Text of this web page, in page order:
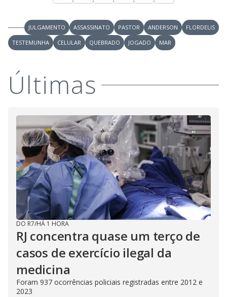
JULGAMENTO ASSASSINATO PASTOR ANDERSON
FLORDELIS
TESTEMUNHA
CELULAR QUEBRADO JOGADO MAR
Últimas
DO R7/HÁ 1 HORA
RJ concentra quase um terço de
casos de exercício ilegal da
medicina
Foram 937 ocorrências policiais registradas entre 2012 e
2023